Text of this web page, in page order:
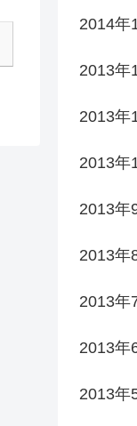
2014年
2013年
2013年
2013年
2013年
2013年
2013年
2013年
2013年